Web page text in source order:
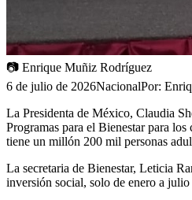
📷 Enrique Muñiz Rodríguez
6 de julio de 2026NacionalPor:
La Presidenta de México, Claudia
Programas para el Bienestar para
tiene un millón 200 mil personas
La secretaria de Bienestar, Leticia
inversión social, solo de enero a